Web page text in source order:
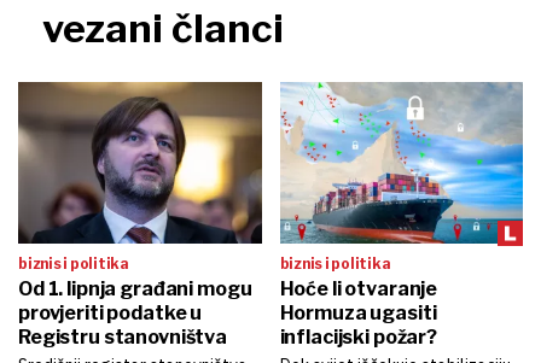
vezani članci
biznis i politika
Od 1. lipnja građani mogu
provjeriti podatke u
Registru stanovništva
biznis i politika
Hoće li otvaranje
Hormuza ugasiti
inflacijski požar?